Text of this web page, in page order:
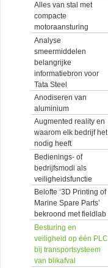
Alles van stal met
compacte
motoraansturing
Analyse
smeermiddelen
belangrijke
informatiebron voor
Tata Steel
Anodiseren van
aluminium
Augmented reality en
waarom elk bedrijf het
nodig heeft
Bedienings- of
bedrijfsmodi als
veiligheidsfunctie
Belofte ‘3D Printing of
Marine Spare Parts’
bekroond met fieldlab
Besturing en
veiligheid op één PLC
bij transportsysteem
van blikafval